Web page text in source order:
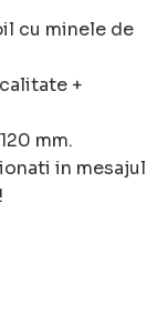
cu minele de
+
mm.
in mesajul